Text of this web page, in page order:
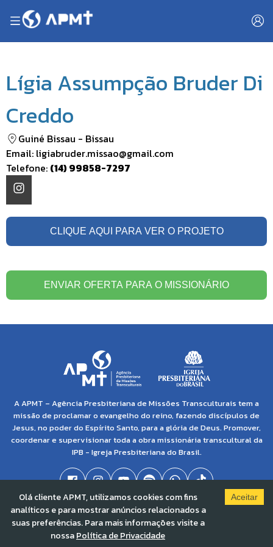
Lígia Assumpção Bruder Di
Creddo
Guiné Bissau - Bissau
Email: ligiabruder.missao@gmail.com
Telefone: (14) 99858-7297
CLIQUE AQUI PARA VER O PROJETO
ENVIAR OFERTA PARA O MISSIONÁRIO
A APMT – Agência Presbiteriana de Missões Transculturais tem a
missão de proclamar o evangelho do reino, fazendo discípulos de
Jesus, no poder do Espírito Santo, para a glória de Deus. Promover,
coordenar e supervisionar toda a obra missionária transcultural da
IPB - Igreja Presbiteriana do Brasil.
© 2021 APMT - Agência Presbiteriana de Missões Transculturais | CNPJ: 04.138.895/0001-
86 | Solved By Pippa
Olá cliente APMT, utilizamos cookies com fins
analíticos e para mostrar anúncios relacionados a
suas preferências. Para mais informações visite a
nossaPolítica de Privacidade
Aceitar